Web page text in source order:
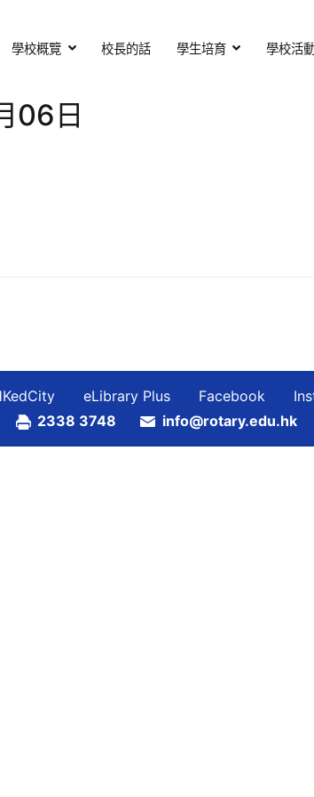
中學
School
學校概覽 校長的話 學生培育 學校活
06日
eLibrary Plus Facebook
2338 3748